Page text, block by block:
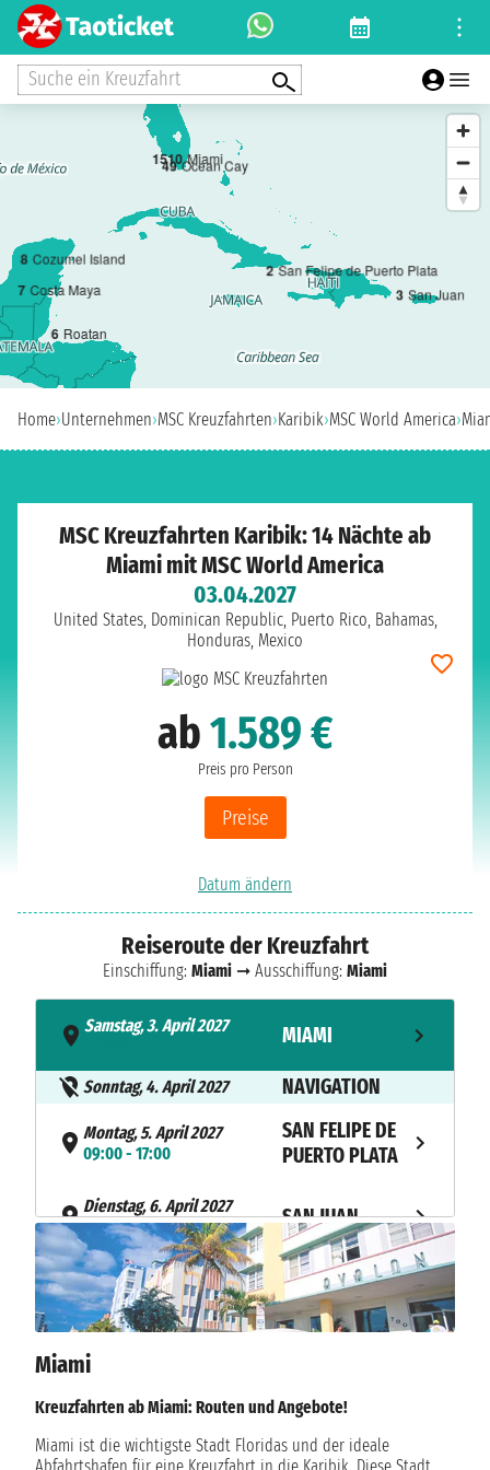
Suche ein Kreuzfahrt
1510 Miami
2 San Felipe de Puerto Plata
3 San Juan
49 Ocean Cay
6 Roatan
7 Costa Maya
8 Cozumel Island
Home›Unternehmen›MSC Kreuzfahrten›Karibik›MSC World America›
MSC Kreuzfahrten Karibik: 14 Nächte ab
Miami mit MSC World America
03.04.2027
United States, Dominican Republic, Puerto Rico, Bahamas,
Honduras, Mexico
ab1.589 €
Preis pro Person
Preise
Datum ändern
Reiseroute der Kreuzfahrt
Einschiffung: Miami ➞ Ausschiffung: Miami
Samstag, 3. April 2027
MIAMI
Sonntag, 4. April 2027 NAVIGATION
Montag, 5. April 2027
09:00 - 17:00
SAN FELIPE DE
PUERTO PLATA
Dienstag, 6. April 2027
09:00 - 23:00
SAN JUAN
Mittwoch, 7. April 2027 NAVIGATION
Donnerstag, 8. April 2027 NAVIGATION
07:00 - 18:00
Samstag, 10. April 2027
07:00 - 16:30
MIAMI
Miami
Kreuzfahrten ab Miami: Routen und Angebote!
Miami ist die wichtigste Stadt Floridas und der ideale